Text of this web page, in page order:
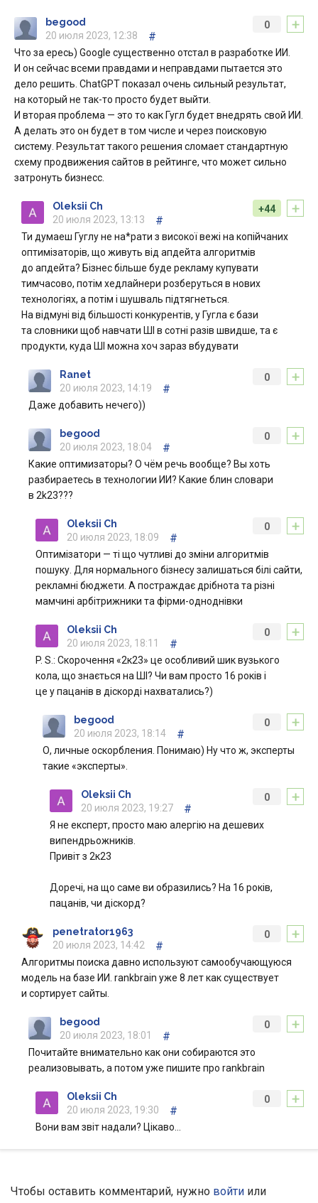
+
0
begood
20 июля 2023, 12:38
#
Что за ересь) Google существенно отстал в разработке ИИ.
И он сейчас всеми правдами и неправдами пытается это
дело решить. ChatGPT показал очень сильный результат,
на который не так-то просто будет выйти.
И вторая проблема — это то как Гугл будет внедрять свой ИИ.
А делать это он будет в том числе и через поисковую
систему. Результат такого решения сломает стандартную
схему продвижения сайтов в рейтинге, что может сильно
затронуть бизнесс.
+
+44
Oleksii Ch
20 июля 2023, 13:13
#
Ти думаеш Гуглу не на*рати з високої вежі на копійчаних
оптимізаторів, що живуть від апдейта алгоритмів
до апдейта? Бізнес більше буде рекламу купувати
тимчасово, потім хедлайнери розберуться в нових
технологіях, а потім і шушваль підтягнеться.
На відмуні від більшості конкурентів, у Гугла є бази
та словники щоб навчати ШІ в сотні разів швидше, та є
продукти, куда ШІ можна хоч зараз вбудувати
+
0
Ranet
20 июля 2023, 14:19
#
Даже добавить нечего))
+
0
begood
20 июля 2023, 18:04
#
Какие оптимизаторы? О чём речь вообще? Вы хоть
разбираетесь в технологии ИИ? Какие блин словари
в 2k23???
+
0
Oleksii Ch
20 июля 2023, 18:09
#
Оптимізатори — ті що чутливі до зміни алгоритмів
пошуку. Для нормального бізнесу залишаться білі сайти,
рекламні бюджети. А постраждає дрібнота та різні
мамчині арбітрижники та фірми-одноднівки
+
0
Oleksii Ch
20 июля 2023, 18:11
#
P. S.: Скорочення «2к23» це особливий шик вузького
кола, що знається на ШІ? Чи вам просто 16 років і
це у пацанів в діскорді нахватались?)
+
0
begood
20 июля 2023, 18:14
#
О, личные оскорбления. Понимаю) Ну что ж, эксперты
такие «эксперты».
+
0
Oleksii Ch
20 июля 2023, 19:27
#
Я не експерт, просто маю алергію на дешевих
випендрьожників.
Привіт з 2к23
Доречі, на що саме ви образились? На 16 років,
пацанів, чи діскорд?
+
0
penetrator1963
20 июля 2023, 14:42
#
Алгоритмы поиска давно используют самообучающуюся
модель на базе ИИ. rankbrain уже 8 лет как существует
и сортирует сайты.
+
0
begood
20 июля 2023, 18:01
#
Почитайте внимательно как они собираются это
реализовывать, а потом уже пишите про rankbrain
+
0
Oleksii Ch
20 июля 2023, 19:30
#
Вони вам звіт надали? Цікаво…
Чтобы оставить комментарий, нужно войти или